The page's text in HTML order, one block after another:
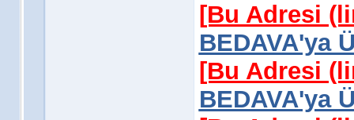
[Bu Adresi
BEDAVA'ya
[Bu Adresi
BEDAVA'ya